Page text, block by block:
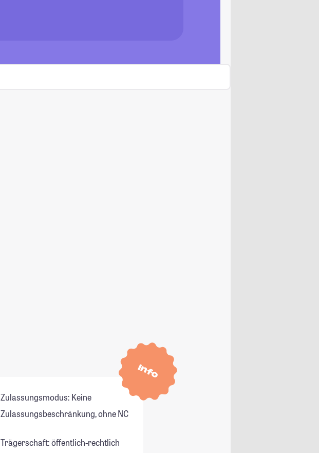
Info
Zulassungsmodus: Keine
Zulassungsbeschränkung, ohne NC
Trägerschaft: öffentlich-rechtlich